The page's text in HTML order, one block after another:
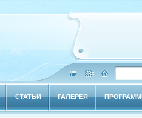
СТАТЬИ ГАЛЕРЕЯ